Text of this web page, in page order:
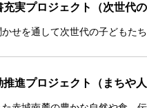
実プロジェクト（次世代
せを通して次世代の子どもた
進プロジェクト（まちや